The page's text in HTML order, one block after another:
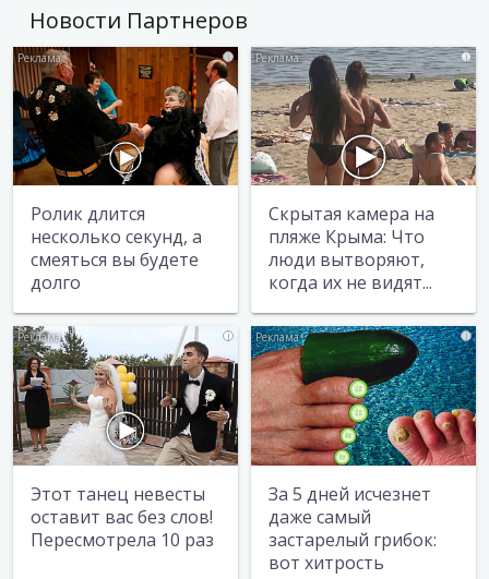
Новости Партнеров
i
Ролик длится
несколько секунд, а
смеяться вы будете
долго
i
Скрытая камера на
пляже Крыма: Что
люди вытворяют,
когда их не видят...
i
Этот танец невесты
оставит вас без слов!
Пересмотрела 10 раз
i
За 5 дней исчезнет
даже самый
застарелый грибок:
вот хитрость